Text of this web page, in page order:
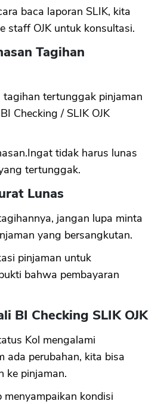
baca laporan SLIK, kita
staff OJK untuk konsultasi.
Tagihan
tagihan tertunggak pinjaman
Checking / SLIK OJK
tidak harus lunas
tertunggak.
Lunas
jangan lupa minta
yang bersangkutan.
pinjaman untuk
bahwa pembayaran
BI Checking SLIK OJK
Kol mengalami
ada perubahan, kita bisa
ke pinjaman.
kondisi